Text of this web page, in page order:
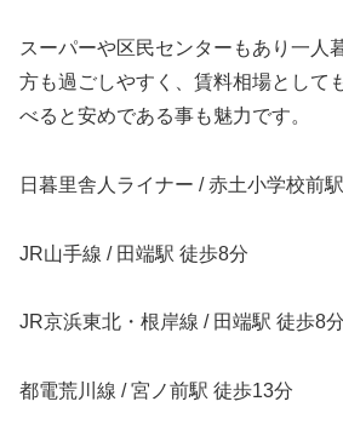
スーパーや区民センターもあり一人
方も過ごしやすく、賃料相場として
べると安めである事も魅力です。
日暮里舎人ライナー / 赤土小学校前
JR山手線 / 田端駅 徒歩8分
JR京浜東北・根岸線 / 田端駅 徒歩8分
都電荒川線 / 宮ノ前駅 徒歩13分